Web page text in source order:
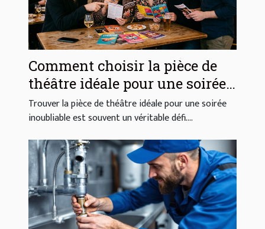
Comment choisir la pièce de
théâtre idéale pour une soirée
réussie ?
Trouver la pièce de théâtre idéale pour une soirée
inoubliable est souvent un véritable défi....